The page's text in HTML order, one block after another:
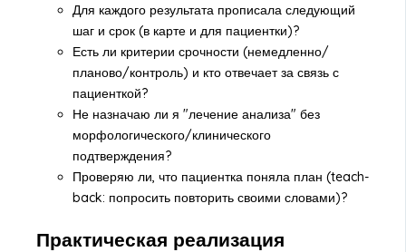
Для каждого результата прописала следующий
шаг и срок (в карте и для пациентки)?
Есть ли критерии срочности (немедленно/
планово/контроль) и кто отвечает за связь с
пациенткой?
Не назначаю ли я "лечение анализа" без
морфологического/клинического
подтверждения?
Проверяю ли, что пациентка поняла план (teach-
back: попросить повторить своими словами)?
Практическая реализация